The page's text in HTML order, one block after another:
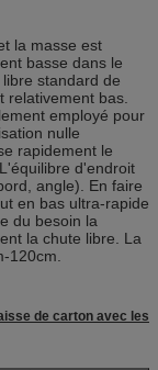
la masse est
basse dans le
standard de
relativement bas.
employé pour
nulle
rapidement le
d'endroit
angle). En faire
en bas ultra-rapide
du besoin la
la chute libre. La
120cm.
de carton avec les